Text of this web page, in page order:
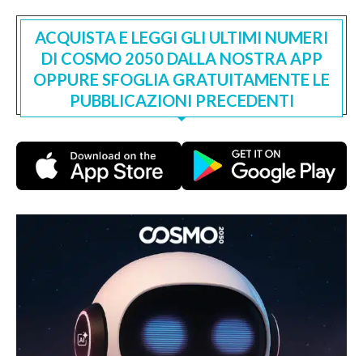
ACQUISTA E LEGGI GLI ULTIMI NUMERI
DI COSMO 2050 DALLA NOSTRA APP
OPPURE SFOGLIA GRATUITAMENTE LE
PUBBLICAZIONI PRECEDENTI